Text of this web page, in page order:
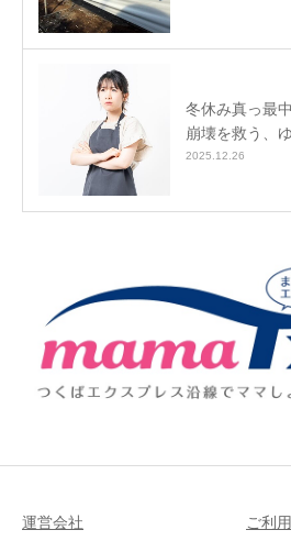
冬休み真っ最
崩壊を救う、
2025.12.26
運営会社 ご利